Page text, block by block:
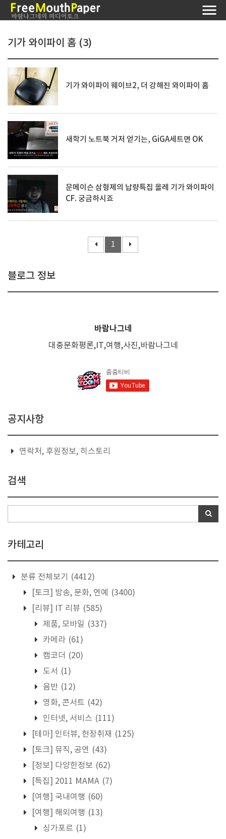
기가 와이파이 홈 (3)
기가 와이파이 웨이브2, 더 강해진 와이파이 홈
새학기 노트북 거저 얻기는, GiGA세트면 OK
문메이슨 삼형제의 납량특집 올레 기가 와이파이
CF. 궁금하시죠
1
블로그 정보
바람나그네
대중문화평론,IT,여행,사진,바람나그네
공지사항
연락처, 후원정보, 히스토리
검색
카테고리
분류 전체보기
(4412)
[토크] 방송, 문화, 연예
(3400)
[리뷰] IT 리뷰 (585)
제품, 모바일 (337)
카메라 (61)
캠코더 (20)
도서 (1)
음반 (12)
영화, 콘서트 (42)
인터넷, 서비스 (111)
[테마] 인터뷰, 현장취재 (125)
[토크] 뮤직, 공연 (43)
[정보] 다양한정보 (62)
[특집] 2011 MAMA (7)
[여행] 국내여행 (60)
[여행] 해외여행 (13)
싱가포르 (1)